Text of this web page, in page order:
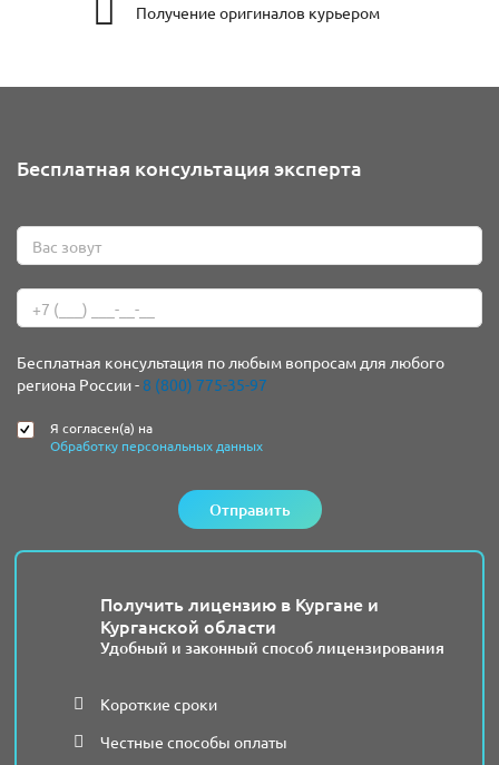
Получение оригиналов курьером
Бесплатная консультация эксперта
Бесплатная консультация по любым вопросам для любого
региона России - 8 (800) 775-35-97
Я согласен(а) на
Обработку персональных данных
Отправить
Получить лицензию в Кургане и
Курганской области
Удобный и законный способ лицензирования
Короткие сроки
Честные способы оплаты